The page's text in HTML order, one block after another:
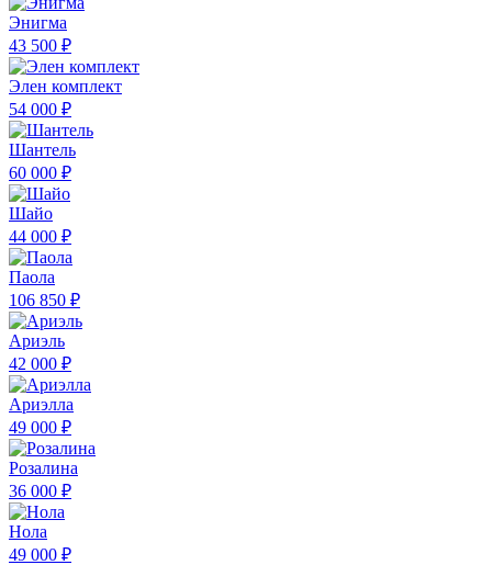
Энигма
43 500 ₽
Элен комплект
54 000 ₽
Шантель
60 000 ₽
Шайо
44 000 ₽
Паола
106 850 ₽
Ариэль
42 000 ₽
Ариэлла
49 000 ₽
Розалина
36 000 ₽
Нола
49 000 ₽